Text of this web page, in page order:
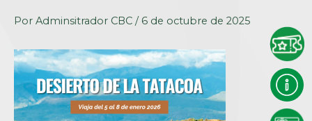
Por Adminsitrador CBC / 6 de octubre de 2025